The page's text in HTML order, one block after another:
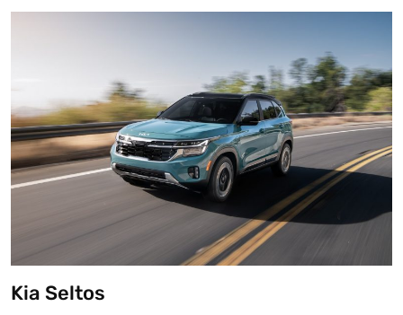
Kia Seltos